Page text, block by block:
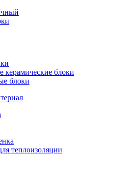
блоки
блоки
теплоизоляции